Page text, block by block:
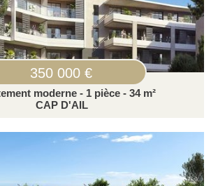
350 000 €
moderne - 1 pièce - 34 m²
CAP D'AIL